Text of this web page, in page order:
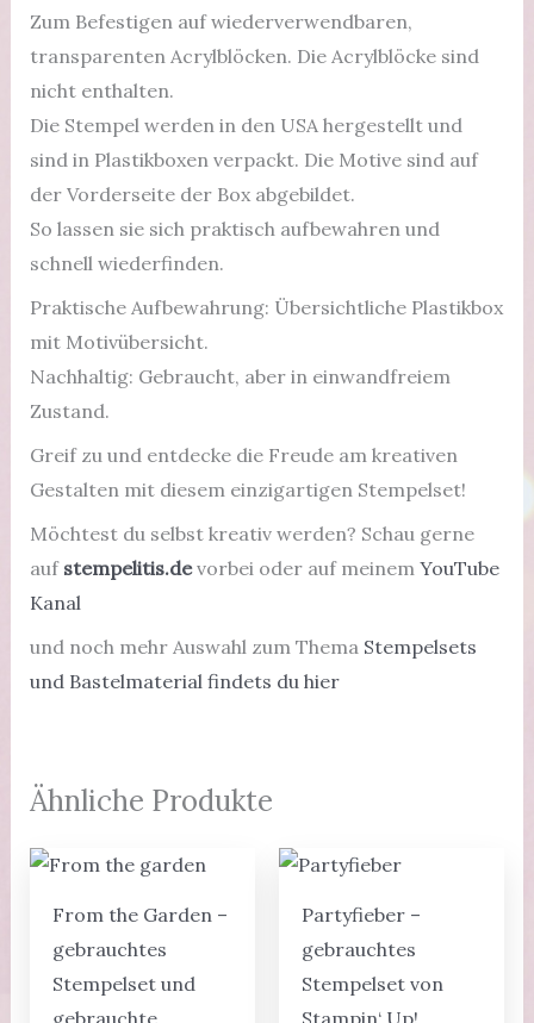
Zum Befestigen auf wiederverwendbaren,
transparenten Acrylblöcken. Die Acrylblöcke sind
nicht enthalten.
Die Stempel werden in den USA hergestellt und
sind in Plastikboxen verpackt. Die Motive sind auf
der Vorderseite der Box abgebildet.
So lassen sie sich praktisch aufbewahren und
schnell wiederfinden.
Praktische Aufbewahrung: Übersichtliche Plastikbox
mit Motivübersicht.
Nachhaltig: Gebraucht, aber in einwandfreiem
Zustand.
Greif zu und entdecke die Freude am kreativen
Gestalten mit diesem einzigartigen Stempelset!
Möchtest du selbst kreativ werden? Schau gerne
auf stempelitis.devorbei oder auf meinem YouTube
Kanal
und noch mehr Auswahl zum ThemaStempelsets
und Bastelmaterial findets du hier
Ähnliche Produkte
From the Garden –
gebrauchtes
Stempelset und
gebrauchte
Partyfieber –
gebrauchtes
Stempelset von
Stampin‘ Up!